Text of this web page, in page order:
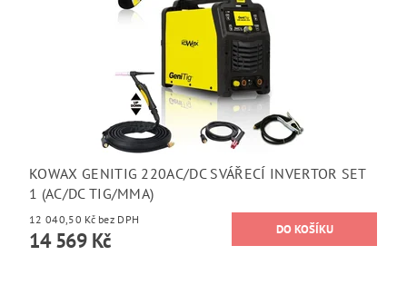
KOWAX GENITIG 220AC/DC SVÁŘECÍ INVERTOR SET
1 (AC/DC TIG/MMA)
12 040,50 Kč bez DPH
14 569 Kč